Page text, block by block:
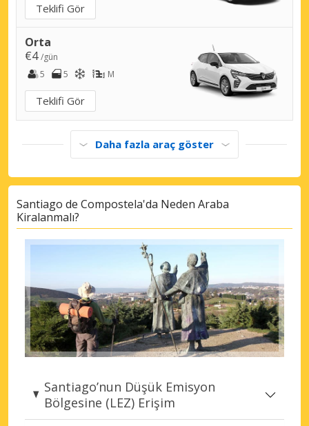
Teklifi Gör
Orta
€4/gün
5
5 M
Teklifi Gör
Daha fazla araç göster
Santiago de Compostela'da Neden Araba
Kiralanmalı?
Santiago’nun Düşük Emisyon
Bölgesine (LEZ) Erişim